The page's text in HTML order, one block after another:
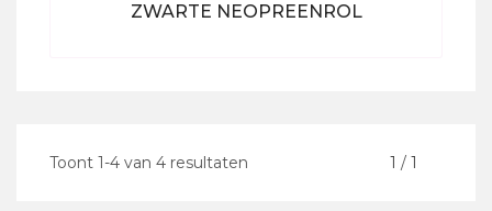
ZWARTE NEOPREENROL
Toont 1-4 van 4 resultaten 1 / 1